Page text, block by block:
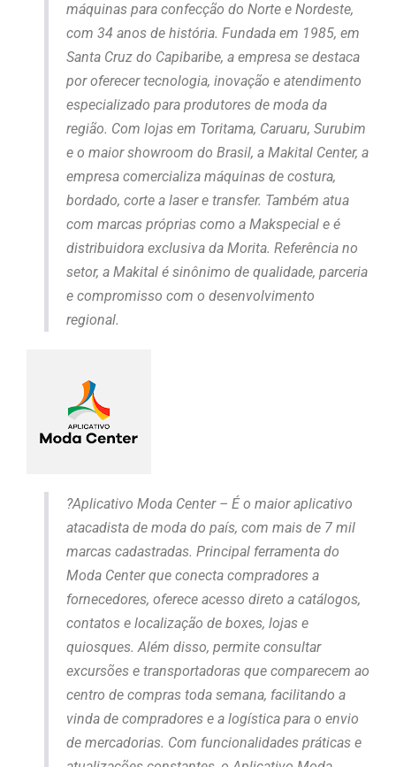
máquinas para confecção do Norte e Nordeste,
com 34 anos de história. Fundada em 1985, em
Santa Cruz do Capibaribe, a empresa se destaca
por oferecer tecnologia, inovação e atendimento
especializado para produtores de moda da
região. Com lojas em Toritama, Caruaru, Surubim
e o maior showroom do Brasil, a Makital Center, a
empresa comercializa máquinas de costura,
bordado, corte a laser e transfer. Também atua
com marcas próprias como a Makspecial e é
distribuidora exclusiva da Morita. Referência no
setor, a Makital é sinônimo de qualidade, parceria
e compromisso com o desenvolvimento
regional.
?Aplicativo Moda Center – É o maior aplicativo
atacadista de moda do país, com mais de 7 mil
marcas cadastradas. Principal ferramenta do
Moda Center que conecta compradores a
fornecedores, oferece acesso direto a catálogos,
contatos e localização de boxes, lojas e
quiosques. Além disso, permite consultar
excursões e transportadoras que comparecem ao
centro de compras toda semana, facilitando a
vinda de compradores e a logística para o envio
de mercadorias. Com funcionalidades práticas e